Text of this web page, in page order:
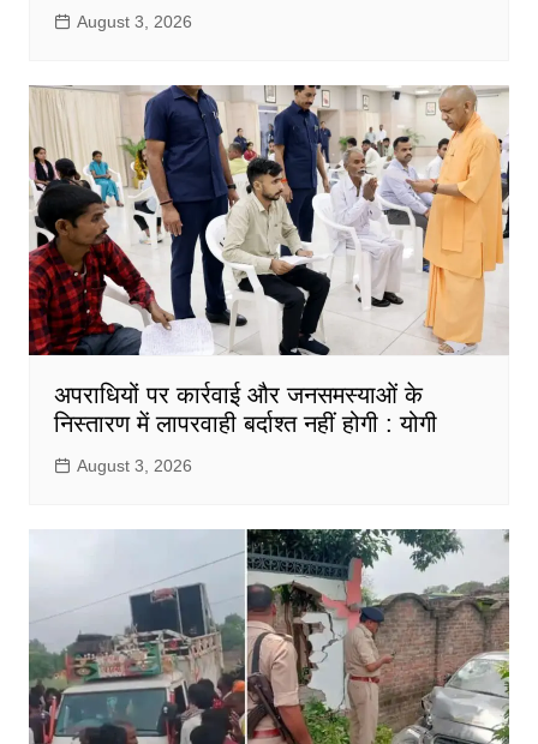
August 3, 2026
अपराधियों पर कार्रवाई और जनसमस्याओं के
निस्तारण में लापरवाही बर्दाश्त नहीं होगी : योगी
August 3, 2026